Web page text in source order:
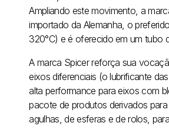
Ampliando este movimento, a
importado da Alemanha, o
320°C) e é oferecido em um tubo
A marca Spicer reforça sua
eixos diferenciais (o lubrificante
alta performance para eixos com
pacote de produtos derivados
agulhas, de esferas e de rolos,